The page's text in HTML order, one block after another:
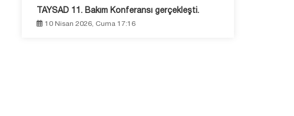
TAYSAD 11. Bakım Konferansı gerçekleşti.
10 Nisan 2026, Cuma 17:16